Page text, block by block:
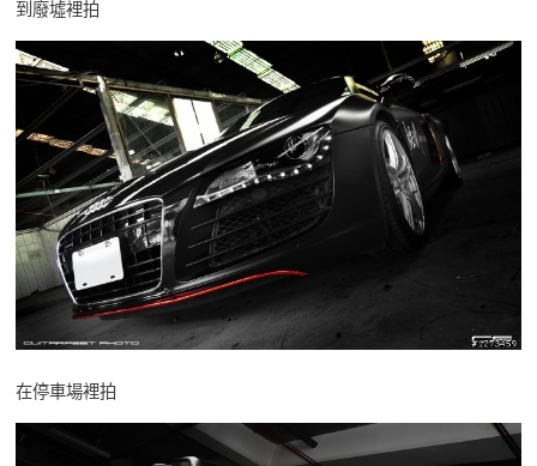
到廢墟裡拍
在停車場裡拍